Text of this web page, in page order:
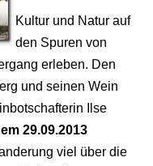
Kultur und Natur auf
den Spuren von
erleben. Den
und seinen Wein
Ilse
29.09.2013
viel über die